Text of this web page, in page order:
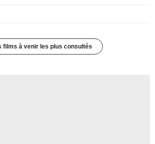
films à venir les plus consultés